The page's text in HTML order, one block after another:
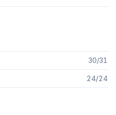
30/31
24/24